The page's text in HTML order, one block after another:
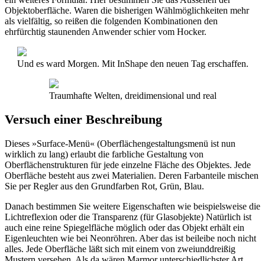
Objektoberfläche. Waren die bisherigen Wählmöglichkeiten mehr
als vielfältig, so reißen die folgenden Kombinationen den
ehrfürchtig staunenden Anwender schier vom Hocker.
Und es ward Morgen. Mit InShape den neuen Tag erschaffen.
Traumhafte Welten, dreidimensional und real
Versuch einer Beschreibung
Dieses »Surface-Menü« (Oberflächengestaltungsmenü ist nun
wirklich zu lang) erlaubt die farbliche Gestaltung von
Oberflächenstrukturen für jede einzelne Fläche des Objektes. Jede
Oberfläche besteht aus zwei Materialien. Deren Farbanteile mischen
Sie per Regler aus den Grundfarben Rot, Grün, Blau.
Danach bestimmen Sie weitere Eigenschaften wie beispielsweise die
Lichtreflexion oder die Transparenz (für Glasobjekte) Natürlich ist
auch eine reine Spiegelfläche möglich oder das Objekt erhält ein
Eigenleuchten wie bei Neonröhren. Aber das ist beileibe noch nicht
alles. Jede Oberfläche läßt sich mit einem von zweiunddreißig